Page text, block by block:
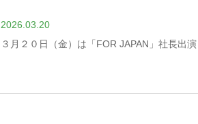
2026.03.20
３月２０日（金）は「FOR JAPAN」社長出